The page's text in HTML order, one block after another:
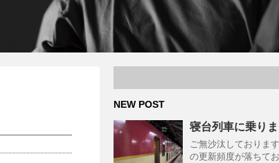
NEW POST
寝台列車に乗り
ご無沙汰しておりま
の更新頻度が落ちて